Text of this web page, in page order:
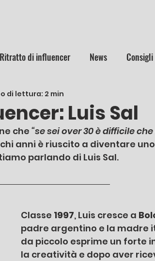
Ritratto di influencer News Consigli
Luis Sal
di lettura: 2 min
che “se sei over 30 è difficile
anni è riuscito a diventare
parlando di Luis Sal.
Classe 1997, Luis cresce a
padre argentino e la madre
da piccolo esprime un forte
la creatività e dopo aver